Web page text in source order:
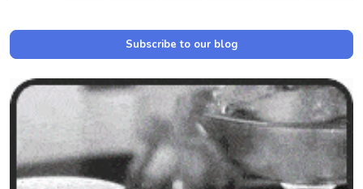
Subscribe to our blog